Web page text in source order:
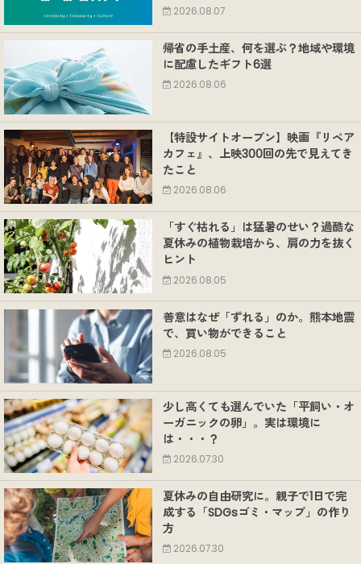
2026.08.07
帰省の手土産、何を選ぶ？地域や環境
に配慮したギフト6選
2026.08.06
【特設サイトオープン】映画『リペア
カフェ』、上映300回の先で見えてき
たこと
2026.08.06
「すぐ枯れる」は猛暑のせい？過酷な
夏休みの植物栽培から、肩の力を抜く
ヒント
2026.08.05
善意はなぜ「ずれる」のか。熊本地震
で、買い物ができること
2026.08.05
少し高くても選んでいた「平飼い・オ
ーガニックの卵」。実は環境に
は・・・？
2026.07.30
夏休みの自由研究に。親子で1日で完
成する「SDGsゴミ・マップ」の作り
方
2026.07.30